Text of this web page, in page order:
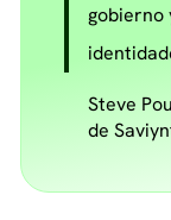
gobierno
Steve
de